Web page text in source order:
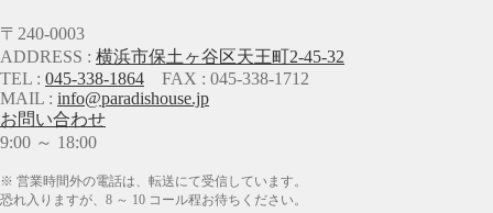
〒240-0003
ADDRESS : 横浜市保土ヶ谷区天王町2-45-32
TEL : 045-338-1864 FAX : 045-338-1712
MAIL : info@paradishouse.jp
お問い合わせ
9:00 ～ 18:00
※ 営業時間外の電話は、転送にて受信しています。
恐れ入りますが、8 ～ 10 コール程お待ちください。